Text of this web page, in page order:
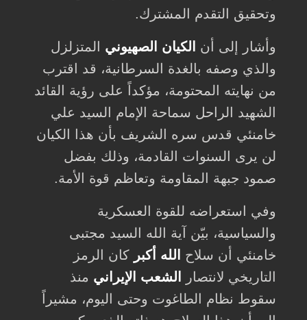
وتحقيق التقدم المشترك.
وأشار إلى أن الكيان الصهيوني المتزلزل
والذي وصفه بالغدة السرطانية، قد اقترب
من نهايته المحتومة، مؤكداً على رؤية القائد
الشهيد الراحل سماحة الإمام السيد علي
خامنئي قدس سره الشريف بأن هذا الكيان
لن يرى السنوات القادمة، وذلك بفضل
صمود جبهة المقاومة وتعاظم قوة الأمة.
وفي استعراضه للقوة العسكرية
والسياسية، بيّن آية الله السيد مجتبى
خامنئي أن سلاح
الله أكبر كان الرمز
التاريخي لانتصار
الشعب الإيراني منذ
سقوط نظام الطاغوت وحتى اليوم، مشيراً